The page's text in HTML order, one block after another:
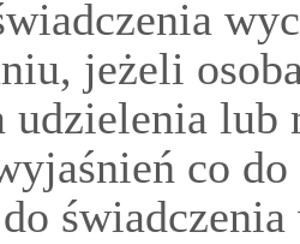
jeżeli
udzielenia
co